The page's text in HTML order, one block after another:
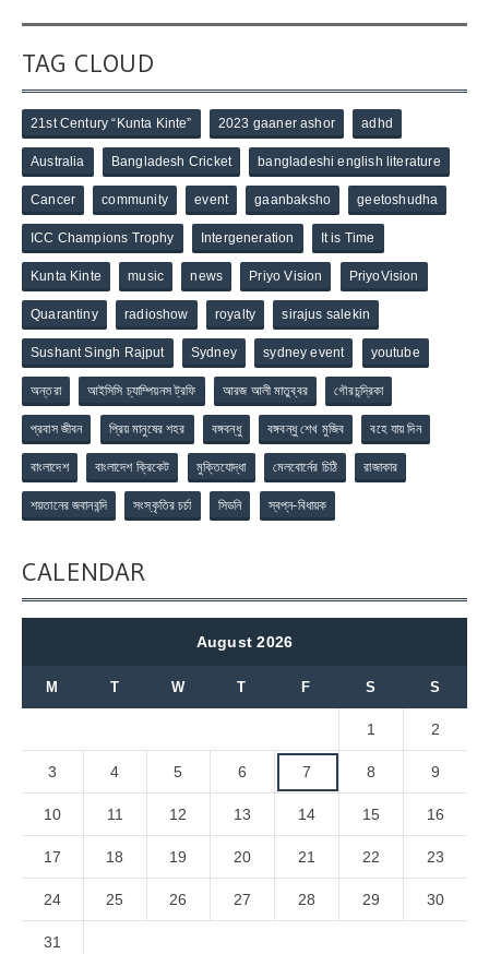
TAG CLOUD
21st Century “Kunta Kinte” 2023 gaaner ashor adhd
Australia Bangladesh Cricket bangladeshi english literature
Cancer community event gaanbaksho geetoshudha
ICC Champions Trophy Intergeneration It is Time
Kunta Kinte music news Priyo Vision PriyoVision
Quarantiny radioshow royalty sirajus salekin
Sushant Singh Rajput Sydney sydney event youtube
অন্তরা আইসিসি চ্যাম্পিয়নস ট্রফি আরজ আলী মাতুব্বর গৌরচন্দ্রিকা
প্রবাস জীবন প্রিয় মানুষের শহর বঙ্গবন্ধু বঙ্গবন্ধু শেখ মুজিব বহে যায় দিন
বাংলাদেশ বাংলাদেশ ক্রিকেট মুক্তিযোদ্ধা মেলবোর্নের চিঠি রাজাকার
শয়তানের জবানবন্দি সংস্কৃতির চর্চা সিডনি স্বপ্ন-বিধায়ক
CALENDAR
August 2026
M T W T F S S
1 2
3 4 5 6 7 8 9
10 11 12 13 14 15 16
17 18 19 20 21 22 23
24 25 26 27 28 29 30
31